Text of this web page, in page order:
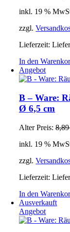
inkl. 19 %
zzgl.
Lieferzeit:
In den
Angebot
B – Ware:
Ø 6,5 cm
Alter Preis:
inkl. 19 %
zzgl.
Lieferzeit:
In den
Ausverkauft
Angebot